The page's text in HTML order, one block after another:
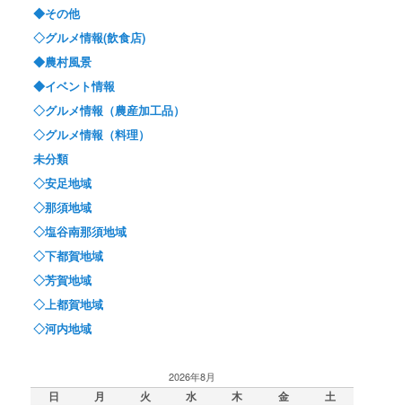
◆その他
◇グルメ情報(飲食店)
◆農村風景
◆イベント情報
◇グルメ情報（農産加工品）
◇グルメ情報（料理）
未分類
◇安足地域
◇那須地域
◇塩谷南那須地域
◇下都賀地域
◇芳賀地域
◇上都賀地域
◇河内地域
2026年8月
日 月 火 水 木 金 土